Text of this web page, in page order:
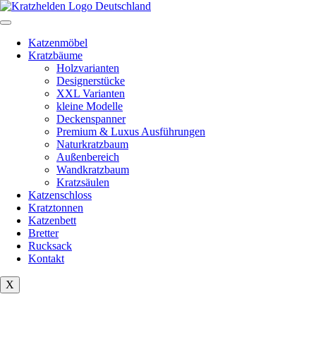
Zum
Inhalt
Katzenmöbel
Kratzbäume
Holzvarianten
Designerstücke
XXL Varianten
kleine Modelle
Deckenspanner
Premium & Luxus Ausführungen
Naturkratzbaum
Außenbereich
Wandkratzbaum
Kratzsäulen
Katzenschloss
Kratztonnen
Katzenbett
Bretter
Rucksack
Kontakt
X